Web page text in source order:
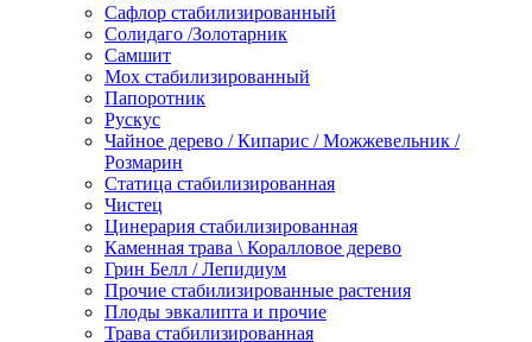
Сафлор стабилизированный
Солидаго /Золотарник
Самшит
Мох стабилизированный
Папоротник
Рускус
Чайное дерево / Кипарис / Можжевельник /
Розмарин
Статица стабилизированная
Чистец
Цинерария стабилизированная
Каменная трава \ Коралловое дерево
Грин Белл / Лепидиум
Прочие стабилизированные растения
Плоды эвкалипта и прочие
Трава стабилизированная